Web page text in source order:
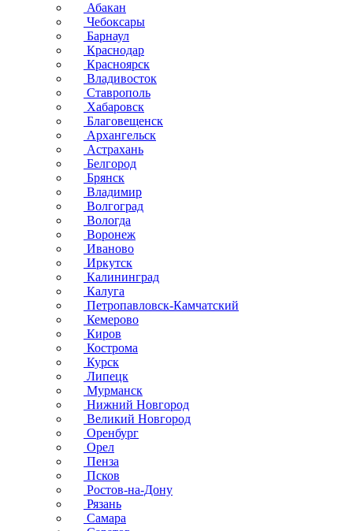
Абакан
Чебоксары
Барнаул
Краснодар
Красноярск
Владивосток
Ставрополь
Хабаровск
Благовещенск
Архангельск
Астрахань
Белгород
Брянск
Владимир
Волгоград
Вологда
Воронеж
Иваново
Иркутск
Калининград
Калуга
Петропавловск-Камчатский
Кемерово
Киров
Кострома
Курск
Липецк
Мурманск
Нижний Новгород
Великий Новгород
Оренбург
Орел
Пенза
Псков
Ростов-на-Дону
Рязань
Самара